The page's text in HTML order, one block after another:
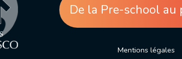
De la Pre-school au
Mentions légales